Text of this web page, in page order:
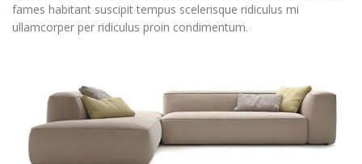
fames habitant suscipit tempus scelerisque ridiculus mi
ullamcorper per ridiculus proin condimentum.